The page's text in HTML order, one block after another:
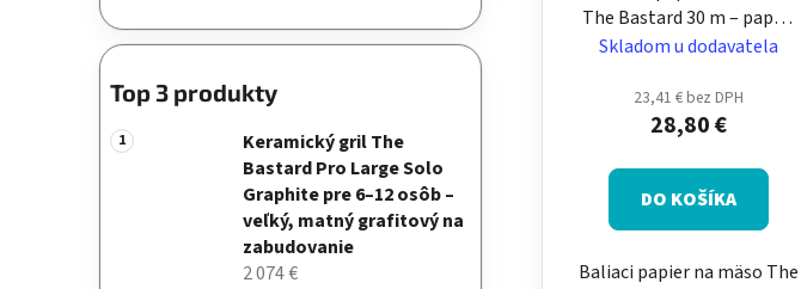
Top 3 produkty
Keramický gril The
Bastard Pro Large Solo
Graphite pre 6–12 osôb –
veľký, matný grafitový na
zabudovanie
2 074 €
The Bastard 30 m – papier
na pečenie a údenie mäsa
Skladom u dodavatela
23,41 € bez DPH
28,80 €
DO KOŠÍKA
Baliaci papier na mäso The